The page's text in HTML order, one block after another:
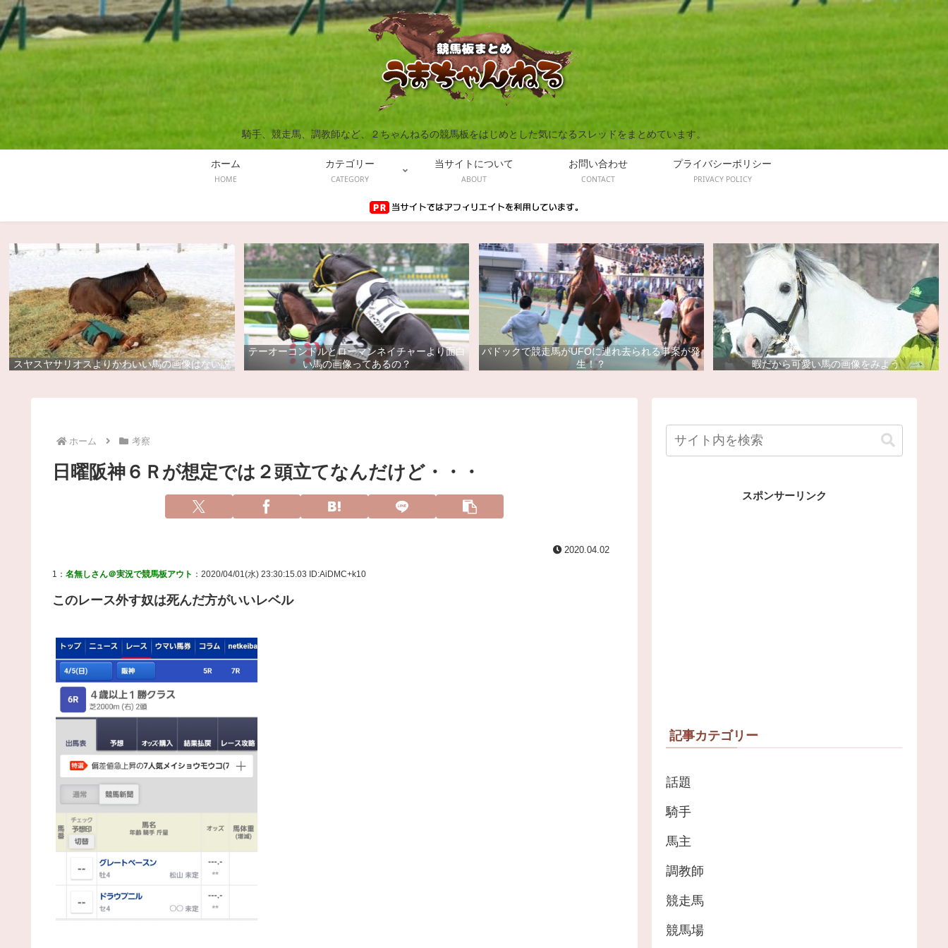
騎手、競走馬、調教師など、２ちゃんねるの競馬板をはじめとした気になるスレッドをまとめています。
ホーム
HOME
カテゴリー
CATEGORY
当サイトについて
ABOUT
お問い合わせ
CONTACT
プライバシーポリシー
PRIVACY POLICY
スヤスヤサリオスよりかわいい馬の画像はない説
テーオーコンドルとローマンネイチャーより面白
い馬の画像ってあるの？
パドックで競走馬がUFOに連れ去られる事案が発
生！？
暇だから可愛い馬の画像をみよう
ホーム 考察
日曜阪神６Ｒが想定では２頭立てなんだけど・・・
2020.04.02
1： 名無しさん＠実況で競馬板アウト ：2020/04/01(水) 23:30:15.03 ID:AiDMC+k10
このレース外す奴は死んだ方がいいレベル
スポンサーリンク
記事カテゴリー
話題
騎手
馬主
調教師
競走馬
競馬場